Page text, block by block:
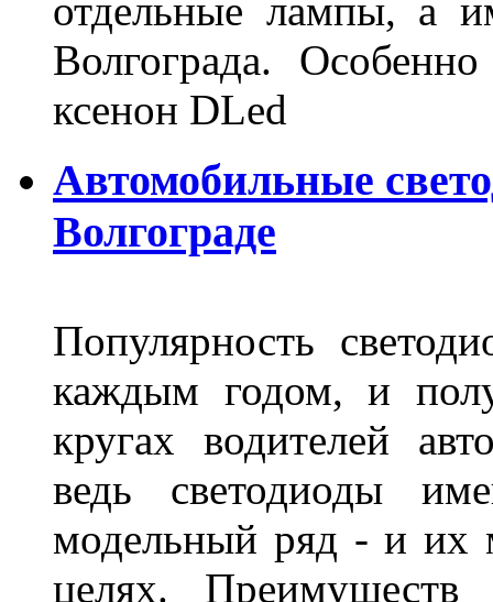
отдельные лампы, а
Волгограда.
ксенон DLed
Автомобильные
Волгограде
Популярность
каждым годом, и
кругах водителей
ведь светодиоды
модельный ряд - и их
целях.